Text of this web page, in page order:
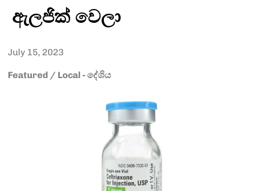
ඇලජික් වෙලා
July 15, 2023
Featured / Local - දේශිය